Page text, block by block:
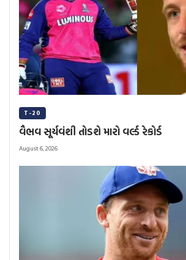
T-20
વૈભવ સૂર્યવંશી તોડશે મારો વર્લ્ડ રેકોર્ડ
August 6, 2026